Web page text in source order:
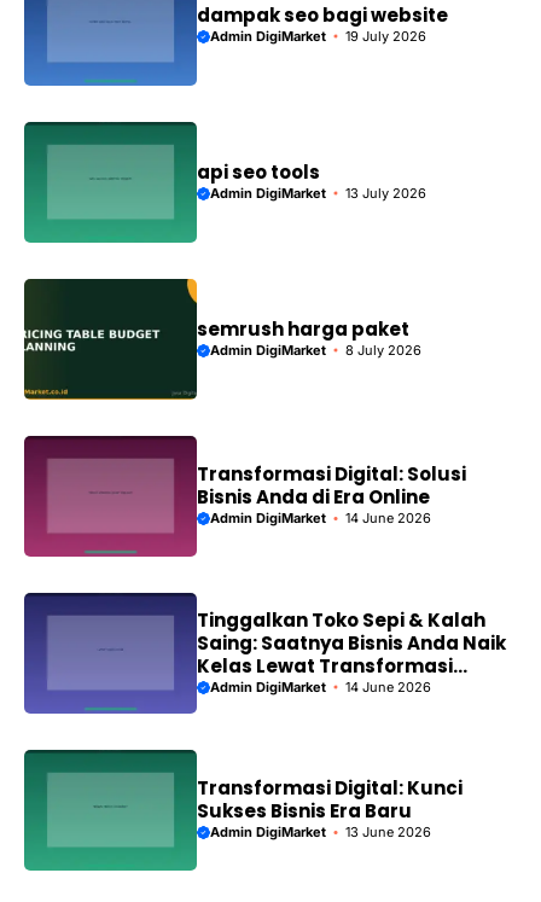
dampak seo bagi website
Admin DigiMarket 19 July 2026
api seo tools
Admin DigiMarket 13 July 2026
semrush harga paket
Admin DigiMarket 8 July 2026
Transformasi Digital: Solusi
Bisnis Anda di Era Online
Admin DigiMarket 14 June 2026
Tinggalkan Toko Sepi & Kalah
Saing: Saatnya Bisnis Anda Naik
Kelas Lewat Transformasi
Digital!
Admin DigiMarket 14 June 2026
Transformasi Digital: Kunci
Sukses Bisnis Era Baru
Admin DigiMarket 13 June 2026